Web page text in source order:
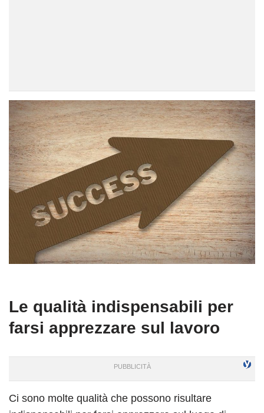
Le qualità indispensabili per
farsi apprezzare sul lavoro
Ci sono molte qualità che possono risultare